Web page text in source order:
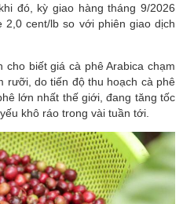
đó, kỳ giao hàng tháng 9/2026
cent/lb so với phiên giao dịch
cho biết giá cà phê Arabica chạm
rưỡi, do tiến độ thu hoạch cà phê
lớn nhất thế giới, đang tăng tốc
khô ráo trong vài tuần tới.